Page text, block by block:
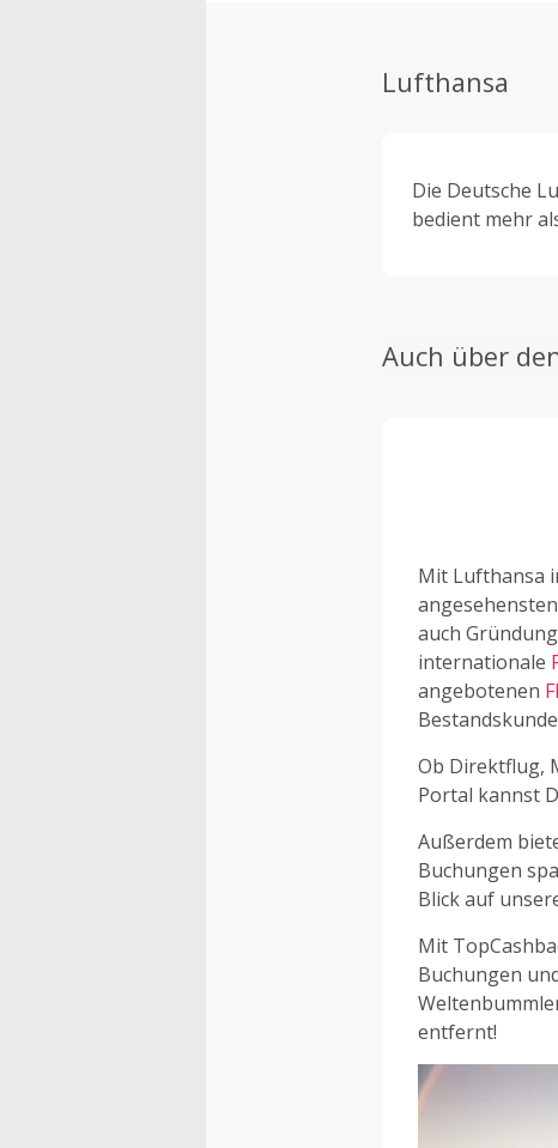
Lufthansa
Die Deutsche
bedient mehr
Auch über
Mit Lufthansa
auch
internationale
angebotenen
Ob Direktflug,
Portal kannst
Außerdem
Buchungen
Blick auf
Mit
Buchungen
entfernt!